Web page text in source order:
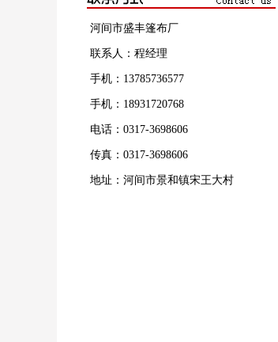
河间市盛丰篷布厂
联系人：程经理
手机：13785736577
手机：18931720768
电话：0317-3698606
传真：0317-3698606
地址：河间市景和镇宋王大村